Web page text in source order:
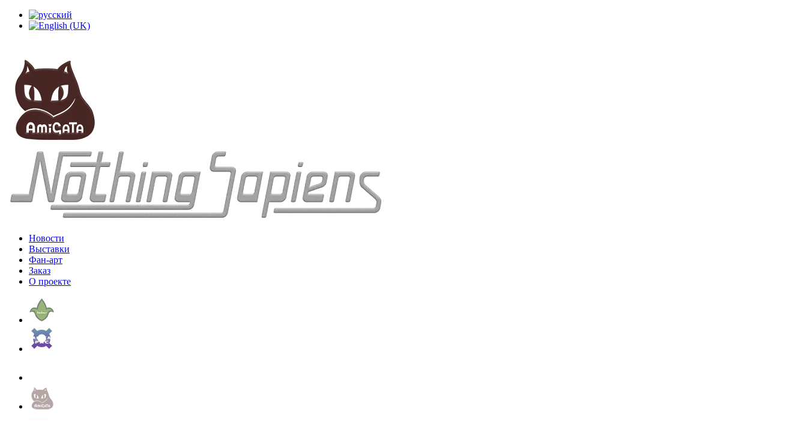
Новости
Выставки
Фан-арт
Заказ
О проекте